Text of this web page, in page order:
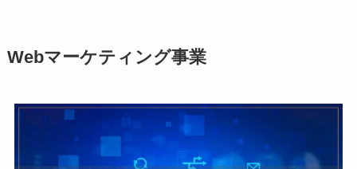
Webマーケティング事業